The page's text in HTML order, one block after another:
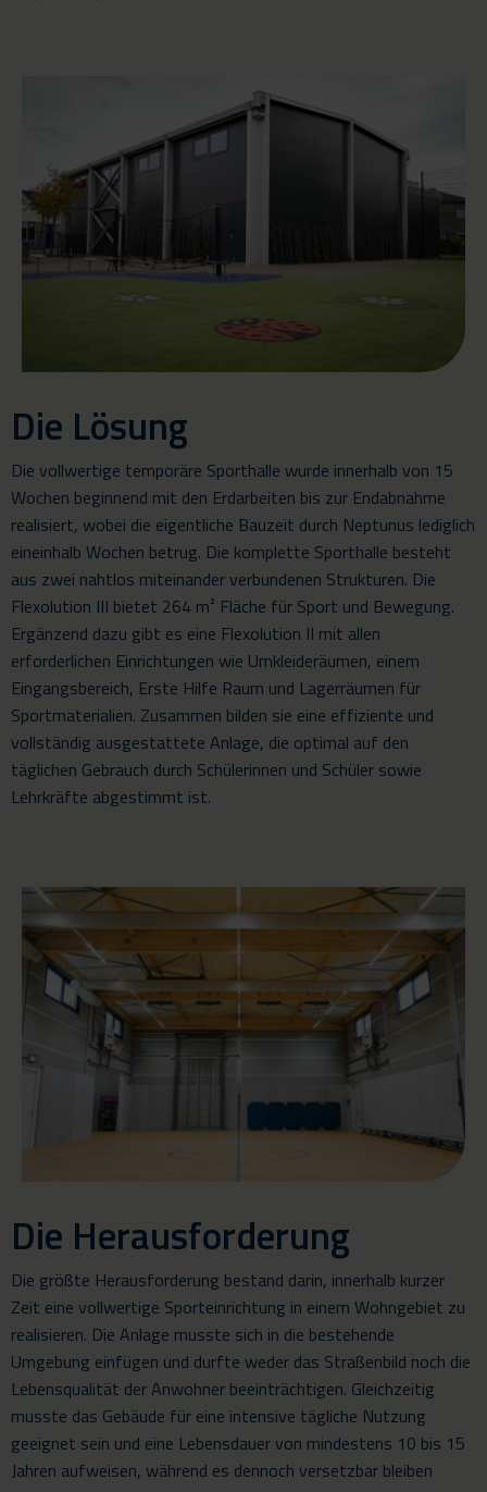
Die Lösung
Die vollwertige temporäre Sporthalle wurde innerhalb von 15
Wochen beginnend mit den Erdarbeiten bis zur Endabnahme
realisiert, wobei die eigentliche Bauzeit durch Neptunus lediglich
eineinhalb Wochen betrug. Die komplette Sporthalle besteht
aus zwei nahtlos miteinander verbundenen Strukturen. Die
Flexolution III bietet 264 m² Fläche für Sport und Bewegung.
Ergänzend dazu gibt es eine Flexolution II mit allen
erforderlichen Einrichtungen wie Umkleideräumen, einem
Eingangsbereich, Erste Hilfe Raum und Lagerräumen für
Sportmaterialien. Zusammen bilden sie eine effiziente und
vollständig ausgestattete Anlage, die optimal auf den
täglichen Gebrauch durch Schülerinnen und Schüler sowie
Lehrkräfte abgestimmt ist.
Die Herausforderung
Die größte Herausforderung bestand darin, innerhalb kurzer
Zeit eine vollwertige Sporteinrichtung in einem Wohngebiet zu
realisieren. Die Anlage musste sich in die bestehende
Umgebung einfügen und durfte weder das Straßenbild noch die
Lebensqualität der Anwohner beeinträchtigen. Gleichzeitig
musste das Gebäude für eine intensive tägliche Nutzung
geeignet sein und eine Lebensdauer von mindestens 10 bis 15
Jahren aufweisen, während es dennoch versetzbar bleiben